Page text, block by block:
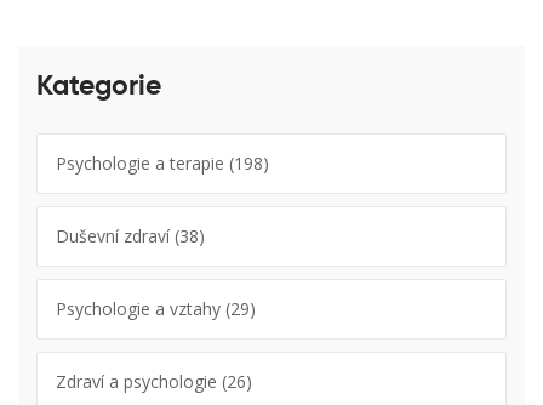
Kategorie
Psychologie a terapie (198)
Duševní zdraví(38)
Psychologie a vztahy (29)
Zdraví a psychologie (26)